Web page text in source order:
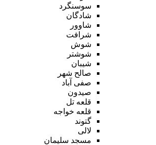
سوسنگرد
شادگان
شاوور
شرافت
شوش
شوشتر
شیبان
صالح شهر
صفی آباد
صیدون
قلعه تل
قلعه خواجه
گتوند
لالی
مسجد سلیمان